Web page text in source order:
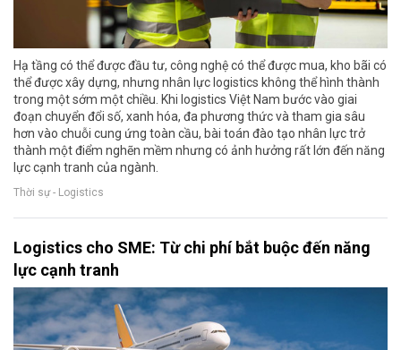
Hạ tầng có thể được đầu tư, công nghệ có thể được mua, kho bãi có
thể được xây dựng, nhưng nhân lực logistics không thể hình thành
trong một sớm một chiều. Khi logistics Việt Nam bước vào giai
đoạn chuyển đổi số, xanh hóa, đa phương thức và tham gia sâu
hơn vào chuỗi cung ứng toàn cầu, bài toán đào tạo nhân lực trở
thành một điểm nghẽn mềm nhưng có ảnh hưởng rất lớn đến năng
lực cạnh tranh của ngành.
Thời sự - Logistics
Logistics cho SME: Từ chi phí bắt buộc đến năng
lực cạnh tranh